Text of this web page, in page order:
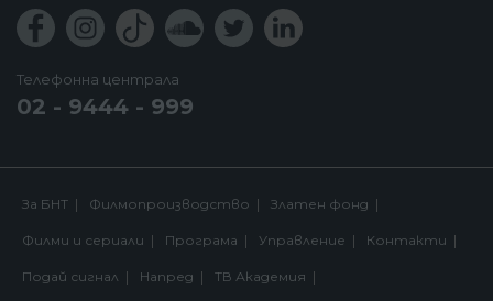
Телефонна централа
02 - 9444 - 999
За БНТ Филмопроизводство Златен фонд
Филми и сериали Програма Управление Контакти
Подай сигнал Напред ТВ Академия